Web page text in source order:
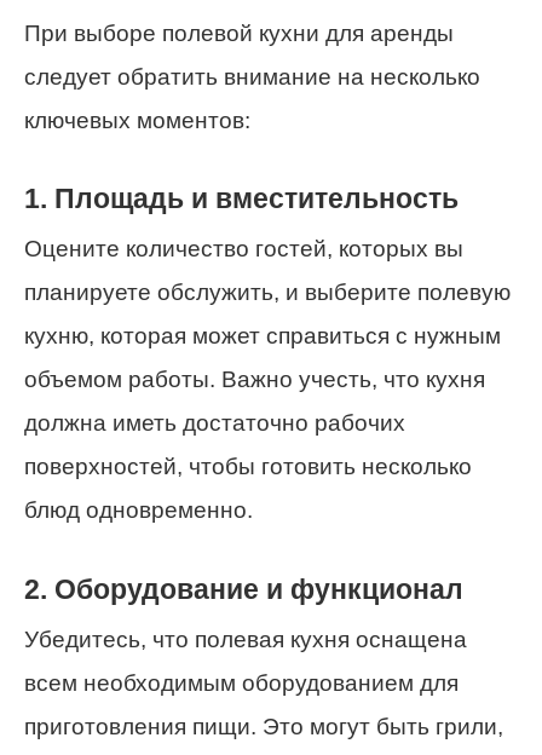
При выборе полевой кухни для аренды
следует обратить внимание на несколько
ключевых моментов:
1. Площадь и вместительность
Оцените количество гостей, которых вы
планируете обслужить, и выберите полевую
кухню, которая может справиться с нужным
объемом работы. Важно учесть, что кухня
должна иметь достаточно рабочих
поверхностей, чтобы готовить несколько
блюд одновременно.
2. Оборудование и функционал
Убедитесь, что полевая кухня оснащена
всем необходимым оборудованием для
приготовления пищи. Это могут быть грили,